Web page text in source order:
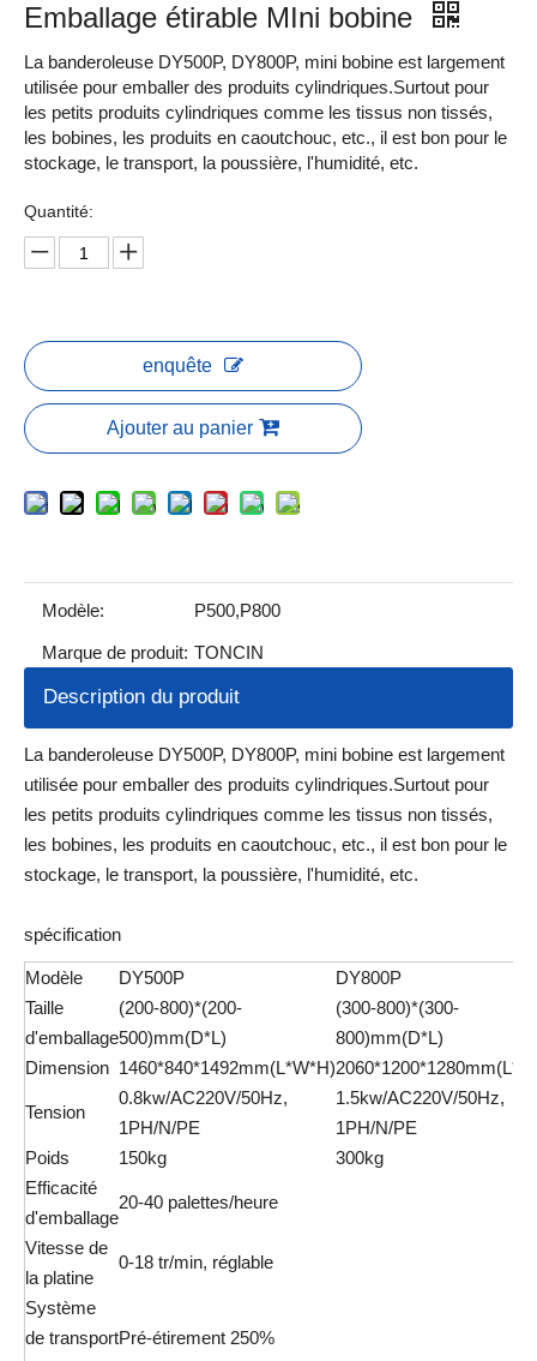
Emballage étirable MIni bobine
La banderoleuse DY500P, DY800P, mini bobine est largement
utilisée pour emballer des produits cylindriques.Surtout pour
les petits produits cylindriques comme les tissus non tissés,
les bobines, les produits en caoutchouc, etc., il est bon pour le
stockage, le transport, la poussière, l'humidité, etc.
Quantité:
enquête
Ajouter au panier
Modèle: P500,P800
Marque de produit: TONCIN
Description du produit
La banderoleuse DY500P, DY800P, mini bobine est largement
utilisée pour emballer des produits cylindriques.Surtout pour
les petits produits cylindriques comme les tissus non tissés,
les bobines, les produits en caoutchouc, etc., il est bon pour le
stockage, le transport, la poussière, l'humidité, etc.
spécification
Modèle DY500P
DY800P
Taille
d'emballage
(200-800)*(200-
500)mm(D*L)
(300-800)*(300-
800)mm(D*L)
Dimension 1460*840*1492mm(L*W*H)
Tension
0.8kw/AC220V/50Hz,
1PH/N/PE
1.5kw/AC220V/50Hz,
1PH/N/PE
Poids
150kg
300kg
Efficacité
d'emballage
20-40 palettes/heure
Vitesse de
la platine
0-18 tr/min, réglable
Système
de transportPré-étirement 250%